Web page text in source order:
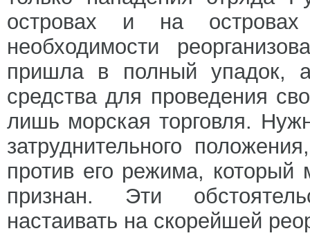
островах и на
необходимости
пришла в полный упадок,
средства для проведения
лишь морская торговля.
затруднительного
против его режима,
признан. Эти
настаивать на скорейшей